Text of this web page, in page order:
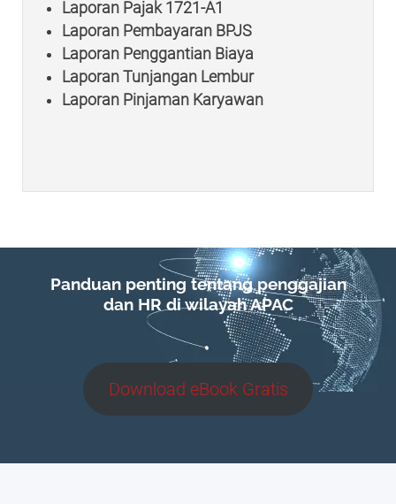
Laporan Pajak 1721-A1
Laporan Pembayaran BPJS
Laporan Penggantian Biaya
Laporan Tunjangan Lembur
Laporan Pinjaman Karyawan
Panduan penting tentang penggajian
dan HR di wilayah APAC
Download eBook Gratis